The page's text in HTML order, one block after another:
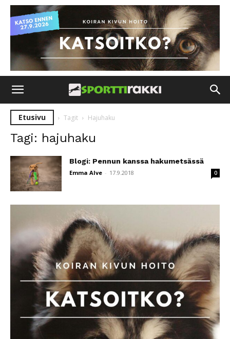
Etusivu Tagit Hajuhaku
Tagi: hajuhaku
Blogi: Pennun kanssa hakumetsässä
Emma Alve - 17.9.2018 0